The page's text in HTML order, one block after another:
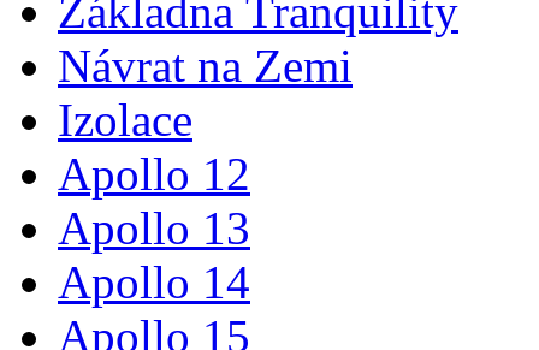
Základna Tranquility
Návrat na Zemi
Izolace
Apollo 12
Apollo 13
Apollo 14
Apollo 15